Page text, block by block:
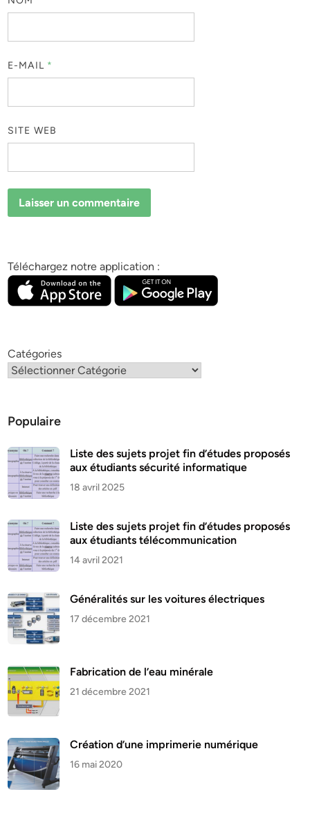
E-MAIL *
SITE WEB
Téléchargez notre application :
Catégories
Populaire
Liste des sujets projet fin d’études proposés
aux étudiants sécurité informatique
18 avril 2025
Liste des sujets projet fin d’études proposés
aux étudiants télécommunication
14 avril 2021
Généralités sur les voitures électriques
17 décembre 2021
Fabrication de l’eau minérale
21 décembre 2021
Création d’une imprimerie numérique
16 mai 2020